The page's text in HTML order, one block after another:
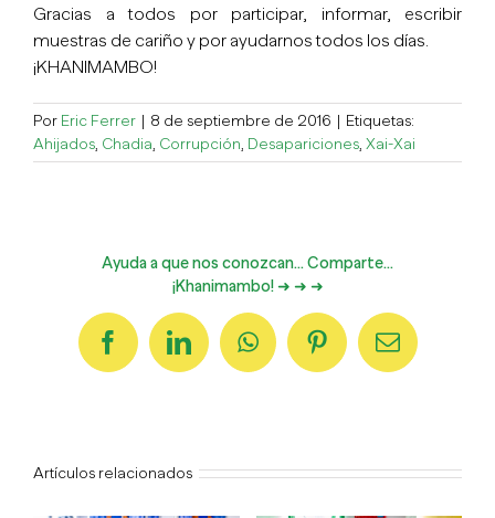
Gracias a todos por participar, informar, escribir
muestras de cariño y por ayudarnos todos los días.
¡KHANIMAMBO!
Por Eric Ferrer | 8 de septiembre de 2016 | Etiquetas:
Ahijados Chadia Corrupción Desapariciones Xai-Xai
Ayuda a que nos conozcan... Comparte...
¡Khanimambo! ➜ ➜ ➜
FacebookLinkedInWhatsAppPinterestCorreo
electrónico
Artículos relacionados